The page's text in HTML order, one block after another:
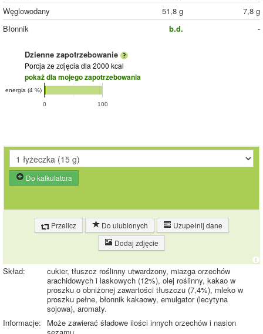
Węglowodany
51,8 g
7,8 g
Błonnik
b.d. -
Dzienne zapotrzebowanie
Porcja ze zdjęcia dla 2000 kcal
pokaż dla mojego zapotrzebowania
0 100
energia (4 %)
Do kalkulatora
Przelicz Do ulubionych
Uzupełnij dane
Dodaj zdjęcie
Skład:
cukier, tłuszcz roślinny utwardzony, miazga orzechów
arachidowych i laskowych (12%), olej roślinny, kakao w
proszku o obniżonej zawartości tłuszczu (7,4%), mleko w
proszku pełne, błonnik kakaowy, emulgator (lecytyna
sojowa), aromaty.
Informacje:
Może zawierać śladowe ilości innych orzechów i nasion